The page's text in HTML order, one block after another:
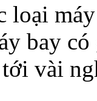
loại
bay
vài